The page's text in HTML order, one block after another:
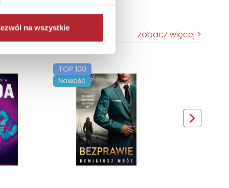
na wszystkie
zobacz więcej
TOP 100
Nowość